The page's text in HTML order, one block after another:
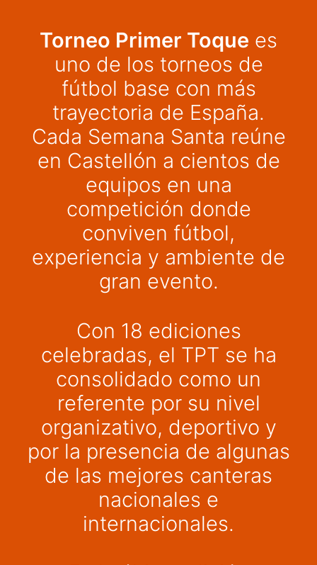
Torneo Primer Toque es
uno de los torneos de
fútbol base con más
trayectoria de España.
Cada Semana Santa reúne
en Castellón a cientos de
equipos en una
competición donde
conviven fútbol,
experiencia y ambiente de
gran evento.
Con 18 ediciones
celebradas, el TPT se ha
consolidado como un
referente por su nivel
organizativo, deportivo y
por la presencia de algunas
de las mejores canteras
nacionales e
internacionales.